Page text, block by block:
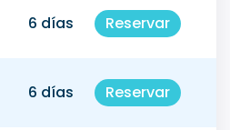
6 días Reservar
6 días Reservar